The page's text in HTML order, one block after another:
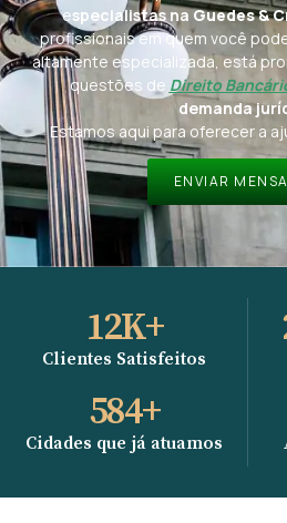
especialistas naGuedes &
profissionais em quem você
altamente especializada, está
questões de Direito
demanda
Estamos aqui para oferecer a
ENVIAR
Clientes Satisfeitos
12K+
Cidades que já atuamos
584+